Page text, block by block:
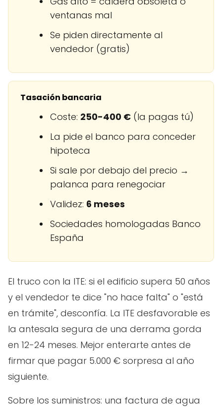
ventanas mal
Se piden directamente al
vendedor (gratis)
Tasación bancaria
Coste: 250-400 €(la pagas tú)
La pide el banco para conceder
hipoteca
Si sale por debajo del precio →
palanca para renegociar
Validez: 6 meses
Sociedades homologadas Banco
España
El truco con la ITE: si el edificio supera 50 años
y el vendedor te dice "no hace falta" o "está
en trámite", desconfía. La ITE desfavorable es
la antesala segura de una derrama gorda
en 12-24 meses. Mejor enterarte antes de
firmar que pagar 5.000 € sorpresa al año
siguiente.
Sobre los suministros: una factura de agua